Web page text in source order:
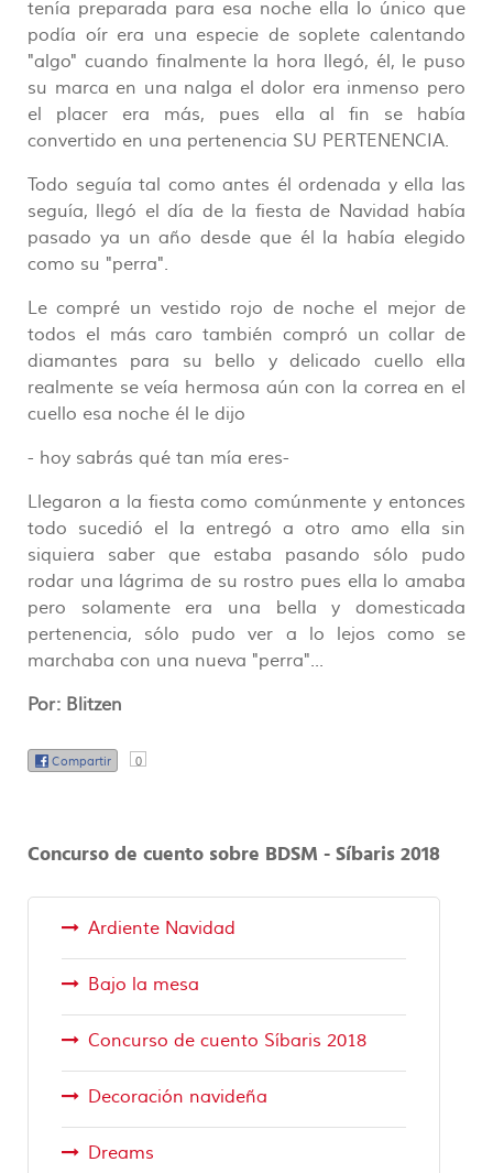
tenía preparada para esa noche ella lo único que
podía oír era una especie de soplete calentando
"algo" cuando finalmente la hora llegó, él, le puso
su marca en una nalga el dolor era inmenso pero
el placer era más, pues ella al fin se había
convertido en una pertenencia SU PERTENENCIA.
Todo seguía tal como antes él ordenada y ella las
seguía, llegó el día de la fiesta de Navidad había
pasado ya un año desde que él la había elegido
como su "perra".
Le compré un vestido rojo de noche el mejor de
todos el más caro también compró un collar de
diamantes para su bello y delicado cuello ella
realmente se veía hermosa aún con la correa en el
cuello esa noche él le dijo
- hoy sabrás qué tan mía eres-
Llegaron a la fiesta como comúnmente y entonces
todo sucedió el la entregó a otro amo ella sin
siquiera saber que estaba pasando sólo pudo
rodar una lágrima de su rostro pues ella lo amaba
pero solamente era una bella y domesticada
pertenencia, sólo pudo ver a lo lejos como se
marchaba con una nueva "perra"...
Por: Blitzen
Compartir 0
Concurso de cuento sobre BDSM - Síbaris 2018
Ardiente Navidad
Bajo la mesa
Concurso de cuento Síbaris 2018
Decoración navideña
Dreams